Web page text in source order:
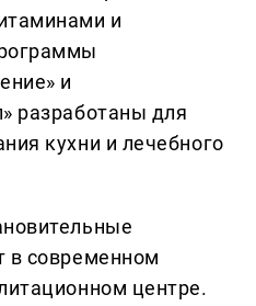
и
и
разработаны для
кухни и лечебного
в современном
центре.